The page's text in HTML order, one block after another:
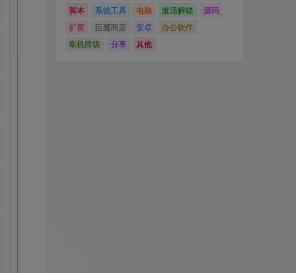
脚本
系统工具 电脑 激活解锁
源码
扩展
巨魔商店 安卓
办公软件
刷机降级
分享 其他